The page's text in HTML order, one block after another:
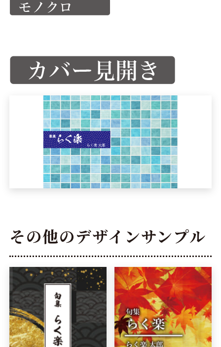
その他のデザインサンプル